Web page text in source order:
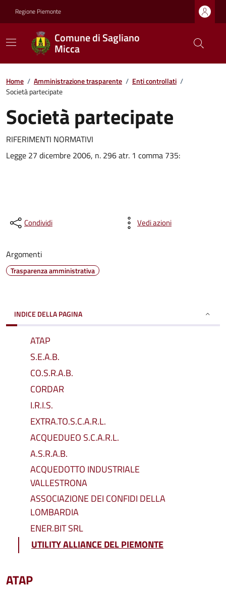
Regione Piemonte
Comune di Sagliano
Micca
Home / Amministrazione trasparente / Enti controllati /
Società partecipate
Società partecipate
RIFERIMENTI NORMATIVI
Legge 27 dicembre 2006, n. 296 atr. 1 comma 735:
Condividi Vedi azioni
Argomenti
Trasparenza amministrativa
INDICE DELLA PAGINA
ATAP
S.E.A.B.
CO.S.R.A.B.
CORDAR
I.R.I.S.
EXTRA.TO.S.C.A.R.L.
ACQUEDUEO S.C.A.R.L.
A.S.R.A.B.
ACQUEDOTTO INDUSTRIALE
VALLESTRONA
ASSOCIAZIONE DEI CONFIDI DELLA
LOMBARDIA
ENER.BIT SRL
UTILITY ALLIANCE DEL PIEMONTE
ATAP